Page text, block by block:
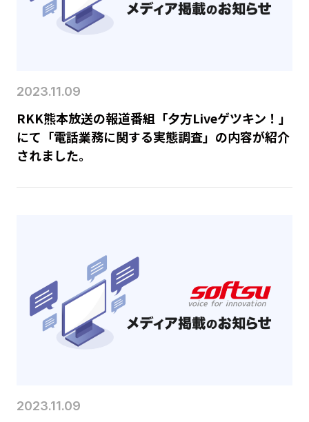
2023.11.09
RKK熊本放送の報道番組「夕方Liveゲツキン！」
にて「電話業務に関する実態調査」の内容が紹介
されました。
2023.11.09